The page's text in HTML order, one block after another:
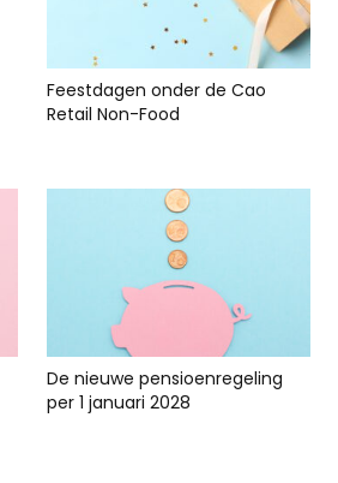
Feestdagen onder de Cao
Retail Non-Food
De nieuwe pensioenregeling
per 1 januari 2028